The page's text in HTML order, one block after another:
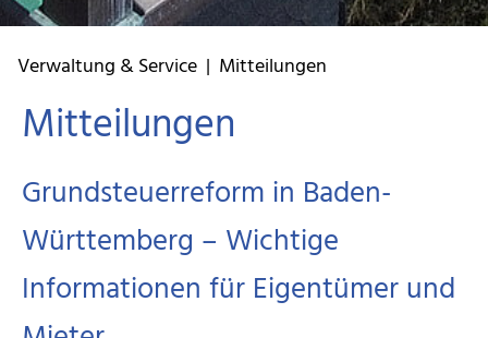
Verwaltung & Service | Mitteilungen
Mitteilungen
Grundsteuerreform in Baden-
Württemberg – Wichtige
Informationen für Eigentümer und